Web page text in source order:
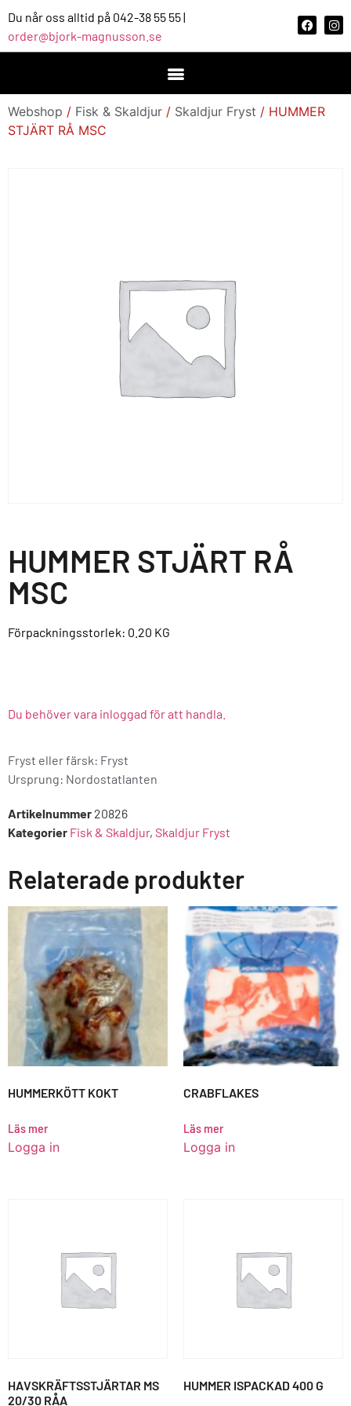
Du når oss alltid på 042-38 55 55 |
order@bjork-magnusson.se
Webshop / Fisk & Skaldjur / Skaldjur Fryst / HUMMER
STJÄRT RÅ MSC
HUMMER STJÄRT RÅ
MSC
Förpackningsstorlek: 0.20 KG
Du behöver vara inloggad för att handla.
Fryst eller färsk: Fryst
Ursprung: Nordostatlanten
Artikelnummer 20826
Kategorier Fisk & Skaldjur, Skaldjur Fryst
Relaterade produkter
HUMMERKÖTT KOKT
Läs mer
Logga in
CRABFLAKES
Läs mer
Logga in
HAVSKRÄFTSSTJÄRTAR MS
20/30 RÅA
HUMMER ISPACKAD 400 G